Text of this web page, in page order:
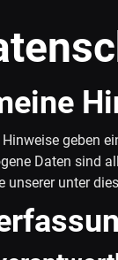
geben
Daten sind
unserer unter